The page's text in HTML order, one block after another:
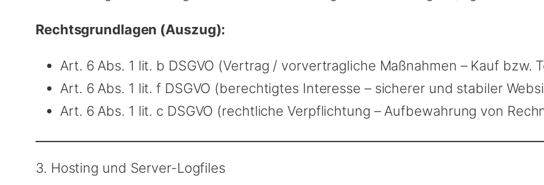
Rechtsgrundlagen (Auszug):
Art. 6 Abs. 1 lit. b DSGVO (Vertrag / vorvertragliche Maßnahmen – Kauf bzw.
Art. 6 Abs. 1 lit. f DSGVO (berechtigtes Interesse – sicherer und stabiler
Art. 6 Abs. 1 lit. c DSGVO (rechtliche Verpflichtung – Aufbewahrung von
3. Hosting und Server-Logfiles